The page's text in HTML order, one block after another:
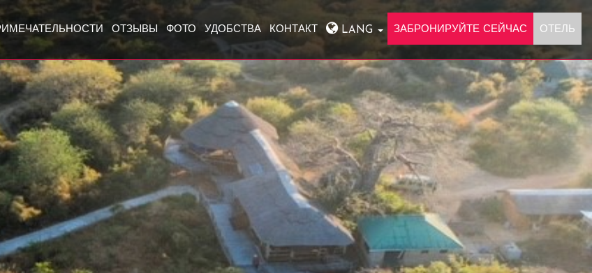
LANG ЗАБРОНИРУЙТЕ СЕЙЧАС ОТЕЛЬ
ОТЗЫВЫ ФОТО УДОБСТВА КОНТАКТ